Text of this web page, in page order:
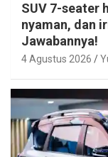
SUV 7-seater
nyaman, dan
Jawabannya!
4 Agustus 2026